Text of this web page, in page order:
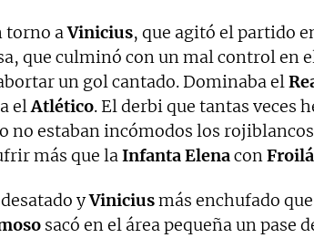
torno aVinicius, que agitó el partido
que culminó con un mal control en
un gol cantado. Dominaba el
elAtlético. El derbi que tantas veces
no estaban incómodos los
más que laInfanta Elenacon
desatado yViniciusmás enchufado
sacó en el área pequeña un pase